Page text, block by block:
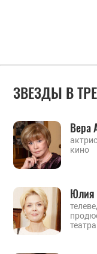
ЗВЕЗДЫ В
Вера
кино
Юлия